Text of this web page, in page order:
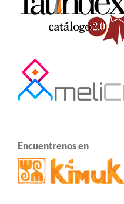
Encuentrenos en